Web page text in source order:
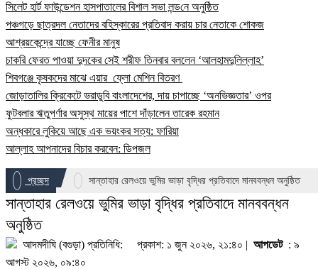
সিলেট হার্ট ফাউন্ডেশন হাসপাতালের বিশাল সভা লন্ড‌নে অনুষ্ঠিত
পঞ্চগড়ে ছাত্রদল নেতাদের বহিস্কারের প্রতিবাদ করায় চার নেতাকে শোকজ
আশ্রয়কেন্দ্রে যাচ্ছে ফেনীর মানুষ
চাকরি ফেরত পাওয়া দুদকের সেই শরীফ তিনবার বললেন ‘আলহামদুলিল্লাহ’
শিবগঞ্জে কৃষকদের মাঝে এয়ার ফ্লো মেশিন বিতরণ
জোড়াতালির ক্রিকেটে ভরাডুবি বাংলাদেশের, দায় চাপাচ্ছে ‘অনভিজ্ঞতার’ ওপর
ফুটবলার ঋতুপর্ণার অসুস্থ মায়ের পাশে দাঁড়ালেন তারেক রহমান
অন্ধকারে লুকিয়ে আছে এক ভয়ংকর সত্য: ফারিয়া
আল্লাহ আপনাদের বিচার করবেন: ডিপজল
প্রচ্ছদ সান্তাহার রেলওয়ে ভুমির ভাড়া বৃদ্ধির প্রতিবাদে মানববন্ধন অনুষ্ঠিত
সান্তাহার রেলওয়ে ভুমির ভাড়া বৃদ্ধির প্রতিবাদে মানববন্ধন
অনুষ্ঠিত
আদমদীঘি (বগুড়া) প্রতিনিধি: প্রকাশ: ১ জুন ২০২৬, ২১:৪০ | আপডেট: ৯
আগস্ট ২০২৬, ০৯:৪০